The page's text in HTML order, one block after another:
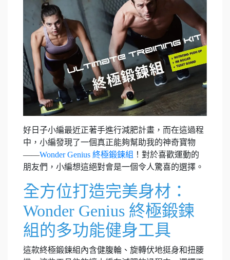
好日子小編最近正著手進行減肥計畫，而在這過程
中，小編發現了一個真正能夠幫助我的神奇寶物
——Wonder Genius 終極鍛鍊組 ！對於喜歡運動的
朋友們，小編想這絕對會是一個令人驚喜的選擇。
全方位打造完美身材：
Wonder Genius 終極鍛鍊
組的多功能健身工具
這款終極鍛鍊組內含健腹輪、旋轉伏地挺身和扭腰